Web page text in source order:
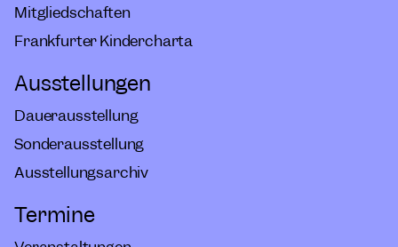
Mitgliedschaften
Frankfurter Kindercharta
Ausstellungen
Dauerausstellung
Sonderausstellung
Ausstellungsarchiv
Termine